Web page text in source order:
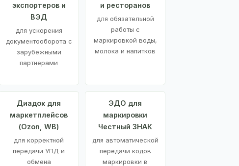
экспортеров и
ВЭД
для ускорения
документооборота с
зарубежными
партнерами
и ресторанов
для обязательной
работы с
маркировкой воды,
молока и напитков
Диадок для
маркетплейсов
(Ozon, WB)
для корректной
передачи УПД и
обмена
ЭДО для
маркировки
Честный ЗНАК
для автоматической
передачи кодов
маркировки в